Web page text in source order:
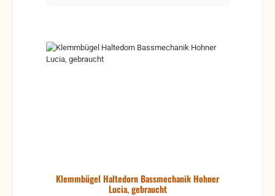
Klemmbügel Haltedorn Bassmechanik Hohner
Lucia, gebraucht